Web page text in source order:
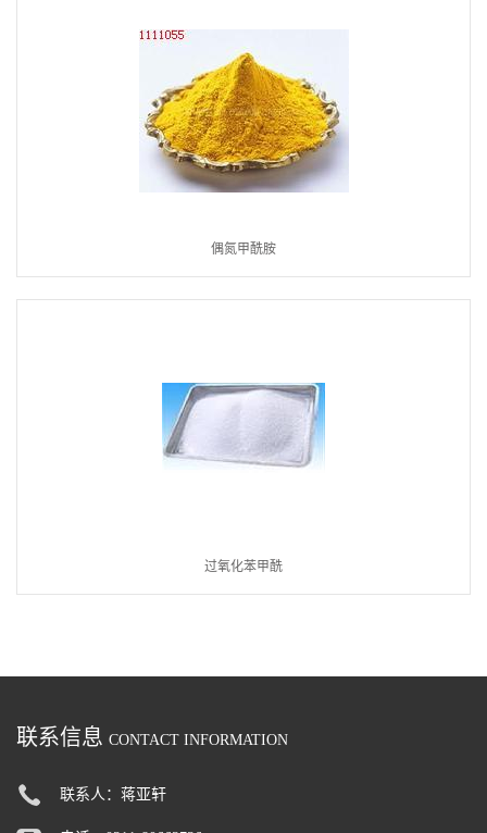
偶氮甲酰胺
过氧化苯甲酰
联系信息 CONTACT INFORMATION
联系人：蒋亚轩